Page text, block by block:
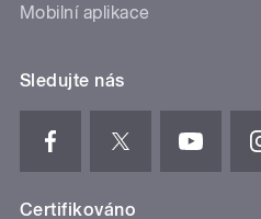
Mobilní aplikace
Sledujte nás
Certifikováno